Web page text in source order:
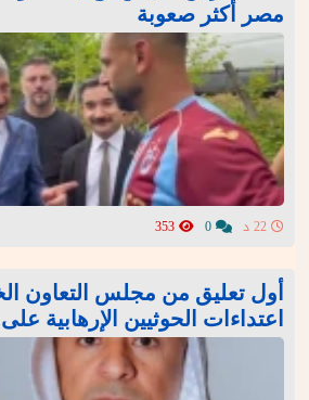
مصر أكثر صعوبة
أول تعليق من مجلس التعاون
اعتداءات الحوثيين الإرهابية